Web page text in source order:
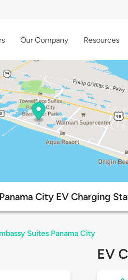
Our Company Resources
City EV Charging
Suites Panama City
EV